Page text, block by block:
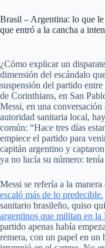
Brasil – Argentina: lo que
que entró a la cancha a
¿Cómo explicar un
dimensión del escándalo
suspensión del partido
de Corinthians, en San
Messi, en una
autoridad sanitaria local,
común: “Hace tres días
empiece el partido para
capitán argentino y
ya no lucía su número:
Messi se refería a la manera
escaló más de lo predecible.
sanitario brasileño, quiso
argentinos que militan en la
partido apenas había
remera, con un papel en un